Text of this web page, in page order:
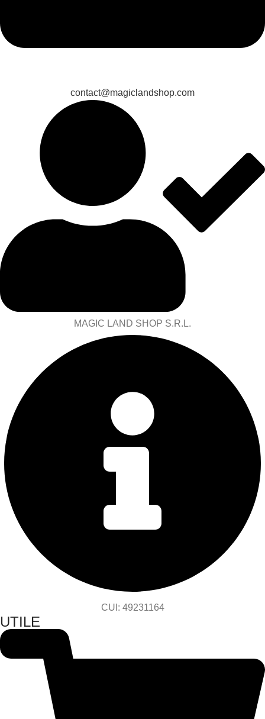
contact@magiclandshop.com
MAGIC LAND SHOP S.R.L.
CUI: 49231164
UTILE